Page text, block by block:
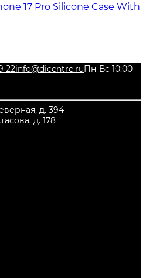
17 Pro Silicone Case With
22info@dicentre.ruПн-Вс 10:00—
д. 394
д. 178